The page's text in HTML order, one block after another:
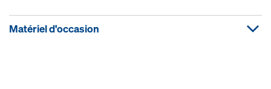
Matériel d'occasion